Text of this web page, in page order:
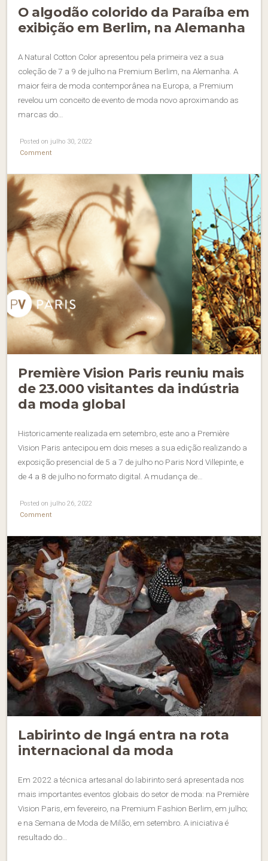
O algodão colorido da Paraíba em
exibição em Berlim, na Alemanha
A Natural Cotton Color apresentou pela primeira vez a sua
coleção de 7 a 9 de julho na Premium Berlim, na Alemanha. A
maior feira de moda contemporânea na Europa, a Premium
revelou um conceito de evento de moda novo aproximando as
marcas do…
Posted on julho 30, 2022
Comment
Première Vision Paris reuniu mais
de 23.000 visitantes da indústria
da moda global
Historicamente realizada em setembro, este ano a Première
Vision Paris antecipou em dois meses a sua edição realizando a
exposição presencial de 5 a 7 de julho no Paris Nord Villepinte, e
de 4 a 8 de julho no formato digital. A mudança de…
Posted on julho 26, 2022
Comment
Labirinto de Ingá entra na rota
internacional da moda
Em 2022 a técnica artesanal do labirinto será apresentada nos
mais importantes eventos globais do setor de moda: na Première
Vision Paris, em fevereiro, na Premium Fashion Berlim, em julho;
e na Semana de Moda de Milão, em setembro. A iniciativa é
resultado do…